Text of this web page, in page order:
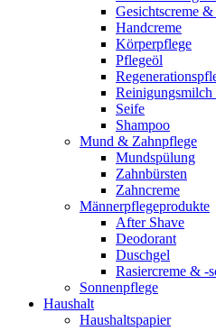
Gesichtscreme &
Handcreme
Körperpflege
Pflegeöl
Seife
Shampoo
Mund & Zahnpflege
Mundspülung
Zahnbürsten
Zahncreme
Männerpflegeprodukte
After Shave
Deodorant
Duschgel
Rasiercreme & -
Sonnenpflege
Haushalt
Haushaltspapier